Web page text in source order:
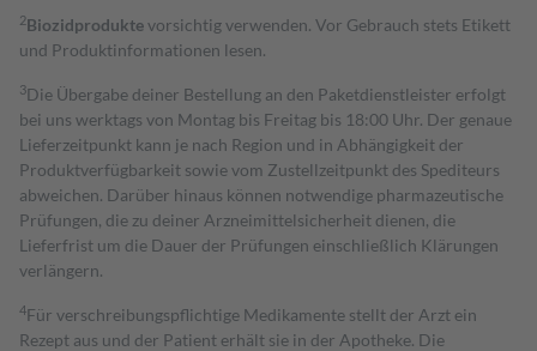
2Biozidproduktevorsichtig verwenden. Vor Gebrauch stets Etikett
und Produktinformationen lesen.
3Die Übergabe deiner Bestellung an den Paketdienstleister erfolgt
bei uns werktags von Montag bis Freitag bis 18:00 Uhr. Der genaue
Lieferzeitpunkt kann je nach Region und in Abhängigkeit der
Produktverfügbarkeit sowie vom Zustellzeitpunkt des Spediteurs
abweichen. Darüber hinaus können notwendige pharmazeutische
Prüfungen, die zu deiner Arzneimittelsicherheit dienen, die
Lieferfrist um die Dauer der Prüfungen einschließlich Klärungen
verlängern.
4Für verschreibungspflichtige Medikamente stellt der Arzt ein
Rezept aus und der Patient erhält sie in der Apotheke. Die